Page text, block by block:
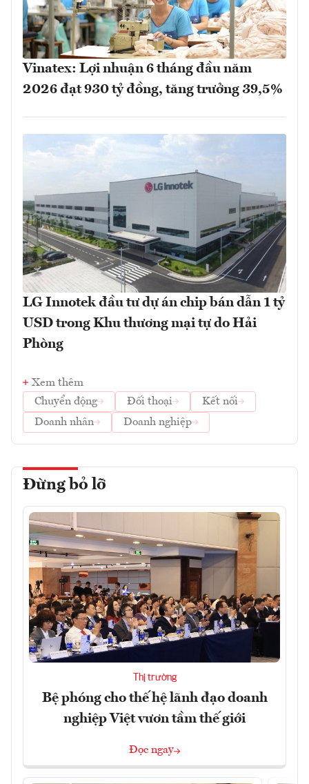
Vinatex: Lợi nhuận 6 tháng đầu năm
2026 đạt 930 tỷ đồng, tăng trưởng 39,5%
LG Innotek đầu tư dự án chip bán dẫn 1 tỷ
USD trong Khu thương mại tự do Hải
Phòng
Xem thêm
Chuyển động
Đối thoại
Kết nối
Doanh nhân
Doanh nghiệp
Đừng bỏ lỡ
Thị trường
Bệ phóng cho thế hệ lãnh đạo doanh
nghiệp Việt vươn tầm thế giới
Đọc ngay